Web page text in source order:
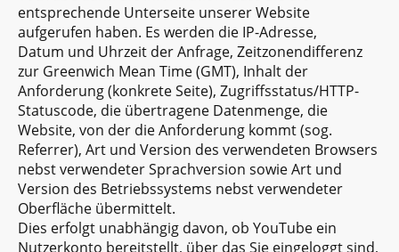
entsprechende Unterseite unserer Website
aufgerufen haben. Es werden die IP-Adresse,
Datum und Uhrzeit der Anfrage, Zeitzonendifferenz
zur Greenwich Mean Time (GMT), Inhalt der
Anforderung (konkrete Seite), Zugriffsstatus/HTTP-
Statuscode, die übertragene Datenmenge, die
Website, von der die Anforderung kommt (sog.
Referrer), Art und Version des verwendeten Browsers
nebst verwendeter Sprachversion sowie Art und
Version des Betriebssystems nebst verwendeter
Oberfläche übermittelt.
Dies erfolgt unabhängig davon, ob YouTube ein
Nutzerkonto bereitstellt, über das Sie eingeloggt sind,